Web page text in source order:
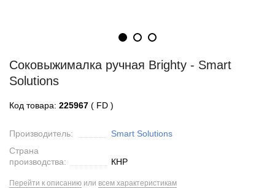
Соковыжималка ручная Brighty - Smart
Solutions
Код товара: 225967 ( FD )
Производитель:
Smart Solutions
Страна
производства:
КНР
Перейти к описанию или всем характеристикам